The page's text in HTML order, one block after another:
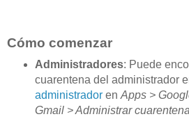
Cómo comenzar
Administradores: Puede
cuarentena del administrador
administradoren Apps >
Gmail > Administrar